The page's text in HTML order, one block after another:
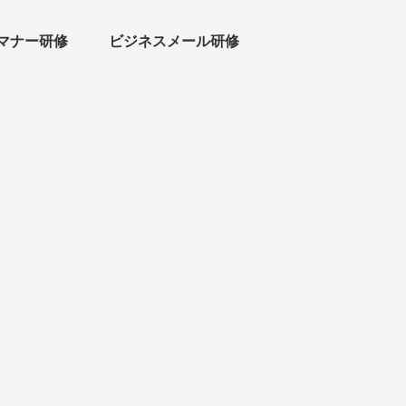
ナー研修 ビジネスメール研修